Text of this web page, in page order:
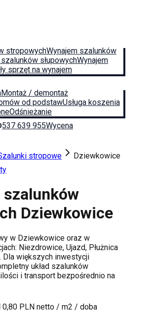
stropowychWynajem szalunków
słupowychWynajem
sprzęt na wynajem
Montaż / demontaż
od podstawUsługa koszenia
Odśnieżanie
537 639 955Wycena
stropowe
Dziewkowice
Dziewkowice
w Dziewkowice oraz w
Niezdrowice, Ujazd, Płużnica
. Dla większych inwestycji
układ szalunków
i transport bezpośrednio na
0,80 PLN netto / m2 / doba